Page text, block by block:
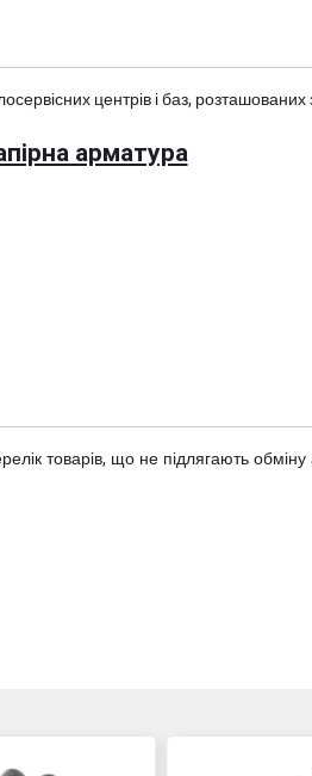
центрів і баз,
арматура
товарів, що не підлягають